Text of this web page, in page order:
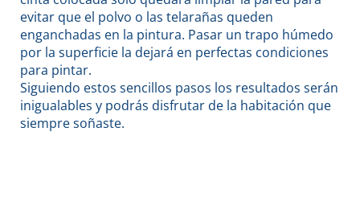
evitar que el polvo o las telarañas queden
enganchadas en la pintura. Pasar un trapo húmedo
por la superficie la dejará en perfectas condiciones
para pintar.
Siguiendo estos sencillos pasos los resultados serán
inigualables y podrás disfrutar de la habitación que
siempre soñaste.